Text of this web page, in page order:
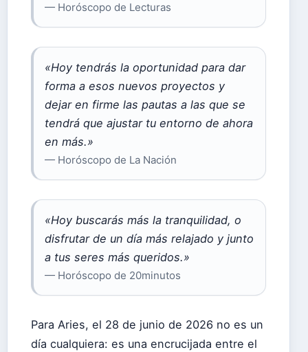
— Horóscopo de Lecturas
«Hoy tendrás la oportunidad para dar
forma a esos nuevos proyectos y
dejar en firme las pautas a las que se
tendrá que ajustar tu entorno de ahora
en más.»
— Horóscopo de La Nación
«Hoy buscarás más la tranquilidad, o
disfrutar de un día más relajado y junto
a tus seres más queridos.»
— Horóscopo de 20minutos
Para Aries, el 28 de junio de 2026 no es un
día cualquiera: es una encrucijada entre el